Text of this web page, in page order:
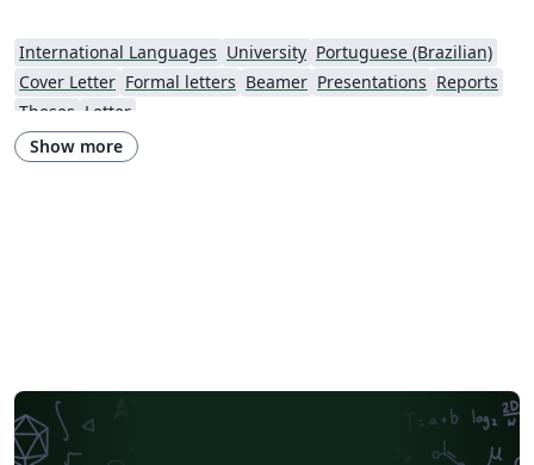
International Languages University Portuguese (Brazilian)
Cover Letter Formal letters Beamer Presentations Reports
Theses Letter
Show more